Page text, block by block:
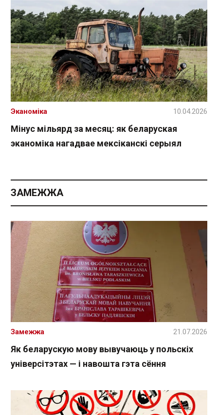
Мінус мільярд за месяц: як беларуская
эканоміка нагадвае мексіканскі серыял
Эканоміка 10.04.2026
ЗАМЕЖЖА
Як беларускую мову вывучаюць у польскіх
універсітэтах — і навошта гэта сёння
Замежжа 21.07.2026